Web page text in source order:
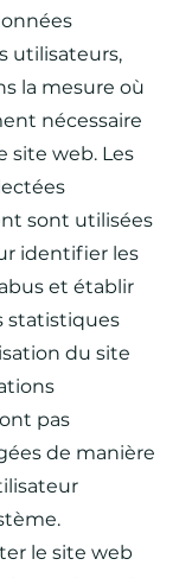
utilisateurs,
la mesure où
nécessaire
site web. Les
sont utilisées
identifier les
et établir
statistiques
du site
pas
de manière
le site web